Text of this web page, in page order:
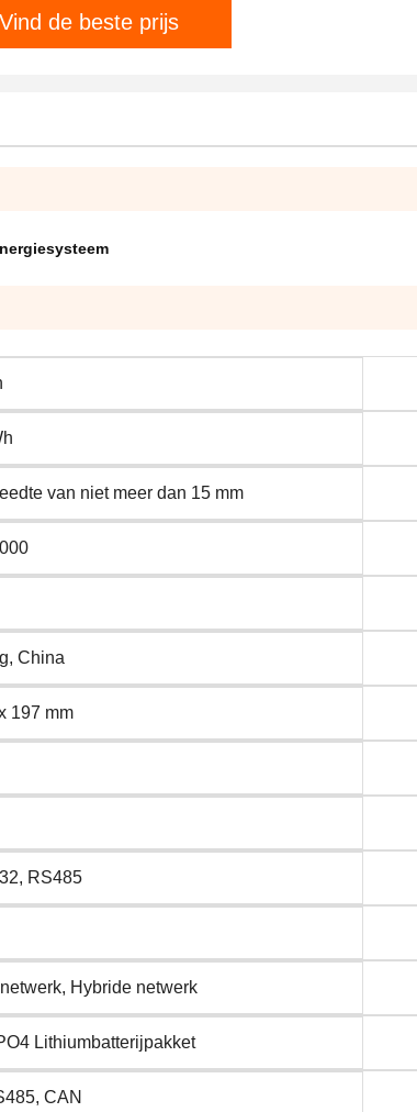
Vind de beste prijs
van niet meer dan 15 mm
China
197 mm
RS485
Hybride netwerk
Lithiumbatterijpakket
CAN